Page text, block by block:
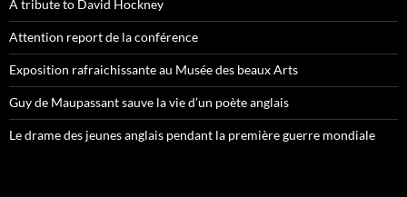
A tribute to David Hockney
Attention report de la conférence
Exposition rafraichissante au Musée des beaux Arts
Guy de Maupassant sauve la vie d’un poète anglais
Le drame des jeunes anglais pendant la première guerre mondiale